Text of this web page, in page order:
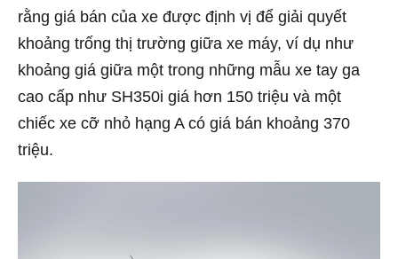
rằng giá bán của xe được định vị để giải quyết
khoảng trống thị trường giữa xe máy, ví dụ như
khoảng giá giữa một trong những mẫu xe tay ga
cao cấp như SH350i giá hơn 150 triệu và một
chiếc xe cỡ nhỏ hạng A có giá bán khoảng 370
triệu.